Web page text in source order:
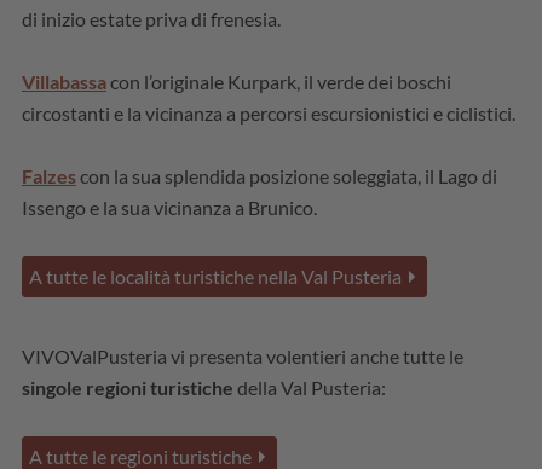
di inizio estate priva di frenesia.
Villabassacon l’originale Kurpark, il verde dei boschi
circostanti e la vicinanza a percorsi escursionistici e ciclistici.
Falzescon la sua splendida posizione soleggiata, il Lago di
Issengo e la sua vicinanza a Brunico.
A tutte le località turistiche nella Val Pusteria
VIVOValPusteria vi presenta volentieri anche tutte le
singole regioni turistiche della Val Pusteria:
A tutte le regioni turistiche